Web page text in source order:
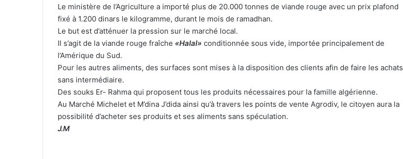
Le ministère de l’Agriculture a importé plus de 20.000 tonnes de viande rouge avec un prix plafond
fixé à 1.200 dinars le kilogramme, durant le mois de ramadhan.
Le but est d’atténuer la pression sur le marché local.
Il s’agit de la viande rouge fraîche «Halal» conditionnée sous vide, importée principalement de
l’Amérique du Sud.
Pour les autres aliments, des surfaces sont mises à la disposition des clients afin de faire les achats
sans intermédiaire.
Des souks Er- Rahma qui proposent tous les produits nécessaires pour la famille algérienne.
Au Marché Michelet et M’dina J’dida ainsi qu’à travers les points de vente Agrodiv, le citoyen aura la
possibilité d’acheter ses produits et ses aliments sans spéculation.
J.M
hauteur
Boudaoui
Oran : 36 personnes arrêtées dans le